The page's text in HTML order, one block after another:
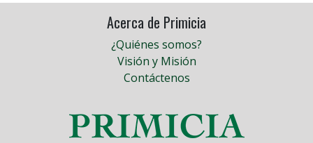
Acerca de Primicia
¿Quiénes somos?
Visión y Misión
Contáctenos